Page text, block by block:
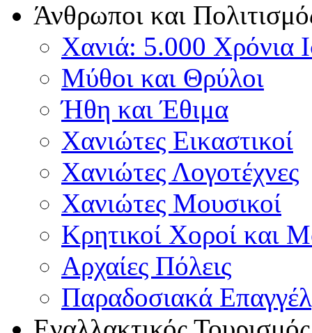
Άνθρωποι και
Χανιά: 5.000 Χρόνια
Μύθοι και Θρύλοι
Ήθη και Έθιμα
Χανιώτες Εικαστικοί
Χανιώτες Λογοτέχνες
Χανιώτες Μουσικοί
Κρητικοί Χοροί και
Αρχαίες Πόλεις
Παραδοσιακά